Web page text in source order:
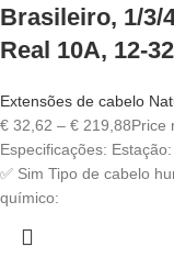
Brasileiro, 1/3/
Real 10A, 12-
Extensões de cabelo
€ 32,62 – € 219,88Price
Especificações:
✅ Sim Tipo de cabelo
químico: